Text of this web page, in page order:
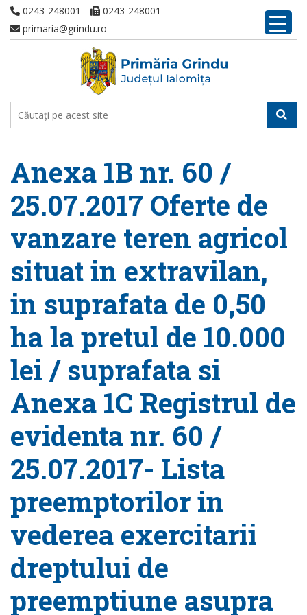
0243-248001
0243-248001
primaria@grindu.ro
Anexa 1B nr. 60 /
25.07.2017 Oferte de
vanzare teren agricol
situat in extravilan,
in suprafata de 0,50
ha la pretul de 10.000
lei / suprafata si
Anexa 1C Registrul de
evidenta nr. 60 /
25.07.2017- Lista
preemptorilor in
vederea exercitarii
dreptului de
preemptiune asupra